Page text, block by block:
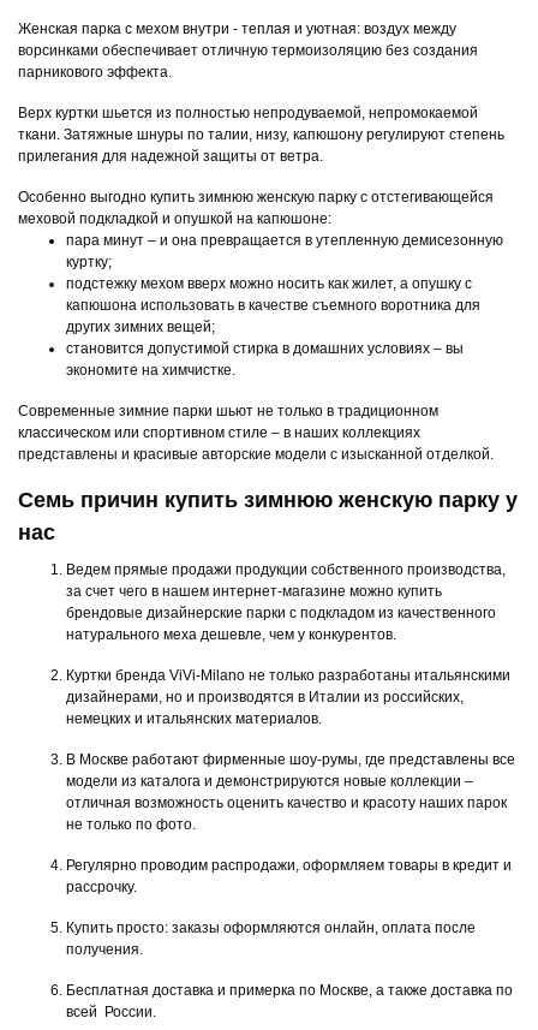
Женская парка с мехом внутри - теплая и уютная: воздух между
ворсинками обеспечивает отличную термоизоляцию без создания
парникового эффекта.
Верх куртки шьется из полностью непродуваемой, непромокаемой
ткани. Затяжные шнуры по талии, низу, капюшону регулируют степень
прилегания для надежной защиты от ветра.
Особенно выгодно купить зимнюю женскую парку с отстегивающейся
меховой подкладкой и опушкой на капюшоне:
пара минут – и она превращается в утепленную демисезонную
куртку;
подстежку мехом вверх можно носить как жилет, а опушку с
капюшона использовать в качестве съемного воротника для
других зимних вещей;
становится допустимой стирка в домашних условиях – вы
экономите на химчистке.
Современные зимние парки шьют не только в традиционном
классическом или спортивном стиле – в наших коллекциях
представлены и красивые авторские модели с изысканной отделкой.
Семь причин купить зимнюю женскую парку у
нас
Ведем прямые продажи продукции собственного производства,
за счет чего в нашем интернет-магазине можно купить
брендовые дизайнерские парки с подкладом из качественного
натурального меха дешевле, чем у конкурентов.
Куртки бренда ViVi-Milano не только разработаны итальянскими
дизайнерами, но и производятся в Италии из российских,
немецких и итальянских материалов.
В Москве работают фирменные шоу-румы, где представлены все
модели из каталога и демонстрируются новые коллекции –
отличная возможность оценить качество и красоту наших парок
не только по фото.
Регулярно проводим распродажи, оформляем товары в кредит и
рассрочку.
Купить просто: заказы оформляются онлайн, оплата после
получения.
Бесплатная доставка и примерка по Москве, а также доставка по
всей России.